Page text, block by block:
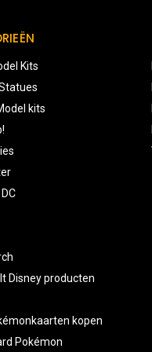
Kits
kits
Disney producten
kopen
Pokémon